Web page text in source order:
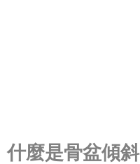
什麼是骨盆傾斜